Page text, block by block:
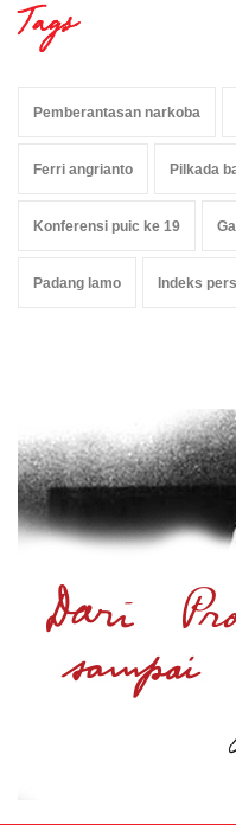
Tags
Pemberantasan narkoba
Ferri angrianto Pilkada
Konferensi puic ke 19
Padang lamo Indeks